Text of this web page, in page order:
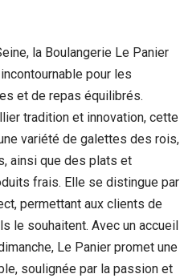
la Boulangerie Le Panier
pour les
et de repas équilibrés.
tradition et innovation, cette
variété de galettes des rois,
ainsi que des plats et
frais. Elle se distingue par
permettant aux clients de
le souhaitent. Avec un accueil
Le Panier promet une
soulignée par la passion et